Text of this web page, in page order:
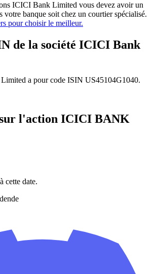
ICICI Bank Limited vous devez avoir un
votre banque soit chez un courtier spécialisé.
pour choisir le meilleur.
de la société ICICI Bank
a pour code ISIN US45104G1040.
sur l'action ICICI BANK
cette date.